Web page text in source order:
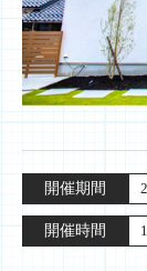
開催期間
開催時間